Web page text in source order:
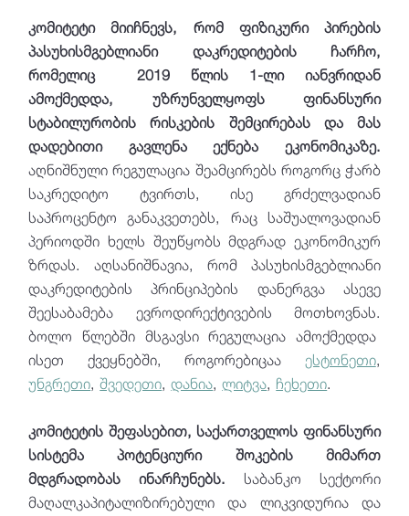
კომიტეტი მიიჩნევს, რომ ფიზიკური პირების
პასუხისმგებლიანი დაკრედიტების ჩარჩო,
რომელიც 2019 წლის 1-ლი იანვრიდან
ამოქმედდა, უზრუნველყოფს ფინანსური
სტაბილურობის რისკების შემცირებას და მას
დადებითი გავლენა ექნება ეკონომიკაზე.
აღნიშნული რეგულაცია შეამცირებს როგორც ჭარბ
საკრედიტო ტვირთს, ისე გრძელვადიან
საპროცენტო განაკვეთებს, რაც საშუალოვადიან
პერიოდში ხელს შეუწყობს მდგრად ეკონომიკურ
ზრდას. აღსანიშნავია, რომ პასუხისმგებლიანი
დაკრედიტების პრინციპების დანერგვა ასევე
შეესაბამება ევროდირექტივების მოთხოვნას.
ბოლო წლებში მსგავსი რეგულაცია ამოქმედდა
ისეთ ქვეყნებში, როგორებიცაა ესტონეთი,
უნგრეთი,შვედეთი,დანია,ლიტვა, ჩეხეთი.
კომიტეტის შეფასებით, საქართველოს ფინანსური
სისტემა პოტენციური შოკების მიმართ
მდგრადობას ინარჩუნებს. საბანკო სექტორი
მაღალკაპიტალიზირებული და ლიკვიდურია და